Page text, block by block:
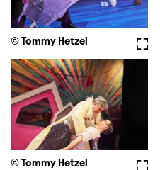
© Tommy Hetzel
© Tommy Hetzel